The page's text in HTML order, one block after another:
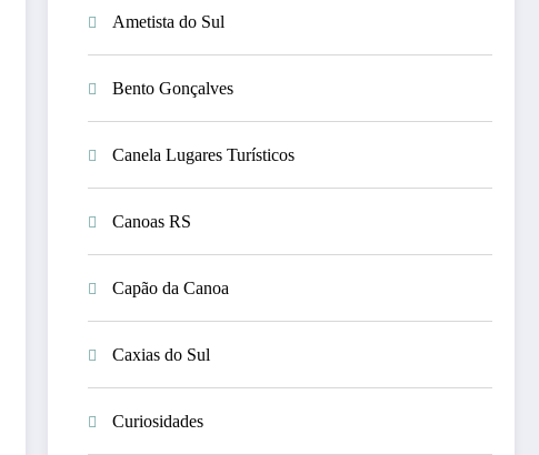
Ametista do Sul
Bento Gonçalves
Canela Lugares Turísticos
Canoas RS
Capão da Canoa
Caxias do Sul
Curiosidades